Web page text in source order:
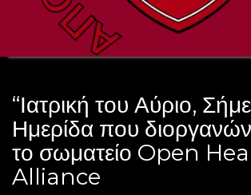
“Ιατρική του Αύριο,
Ημερίδα που
το σωματείο Open
Alliance